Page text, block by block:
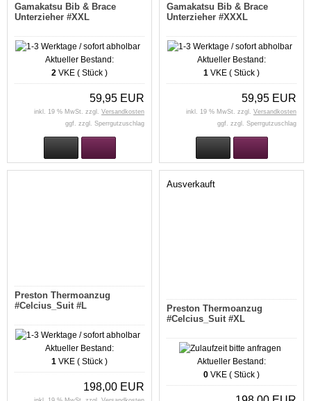
Gamakatsu Bib & Brace
Unterzieher #XXL
Aktueller Bestand:
2 VKE ( Stück )
59,95 EUR
inkl. 19 % MwSt. zzgl. Versandkosten
ggf. zzgl. Sperrgutzuschlag
Gamakatsu Bib & Brace
Unterzieher #XXXL
Aktueller Bestand:
1 VKE ( Stück )
59,95 EUR
inkl. 19 % MwSt. zzgl. Versandkosten
ggf. zzgl. Sperrgutzuschlag
Preston Thermoanzug
#Celcius_Suit #L
Aktueller Bestand:
1 VKE ( Stück )
198,00 EUR
Ausverkauft
Preston Thermoanzug
#Celcius_Suit #XL
Aktueller Bestand:
0 VKE ( Stück )